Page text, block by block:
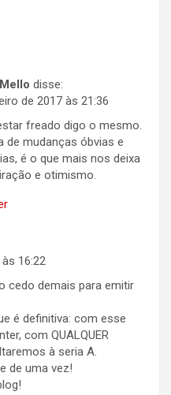
disse:
de 2017 às 21:36
freado digo o mesmo.
de mudanças óbvias e
é o que mais nos deixa
e otimismo.
16:22
cedo demais para emitir
é definitiva: com esse
com QUALQUER
à seria A.
de uma vez!